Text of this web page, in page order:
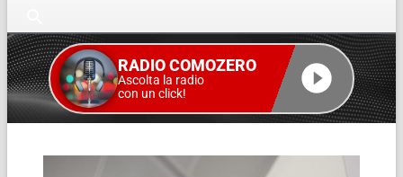
RADIO COMOZERO
Ascolta la radio
con un click!